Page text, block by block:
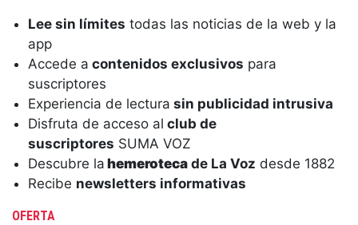
Lee sin límites todas las noticias de la web y la
app
Accede a contenidos exclusivos para
suscriptores
Experiencia de lectura sin publicidad intrusiva
Disfruta de acceso al club de
suscriptores SUMA VOZ
Descubre la hemeroteca de La Voz desde 1882
Recibe newsletters informativas
OFERTA